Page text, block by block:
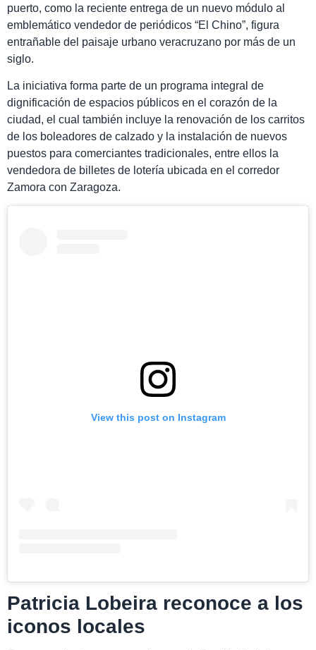
puerto, como la reciente entrega de un nuevo módulo al
emblemático vendedor de periódicos “El Chino”, figura
entrañable del paisaje urbano veracruzano por más de un
siglo.
La iniciativa forma parte de un programa integral de
dignificación de espacios públicos en el corazón de la
ciudad, el cual también incluye la renovación de los carritos
de los boleadores de calzado y la instalación de nuevos
puestos para comerciantes tradicionales, entre ellos la
vendedora de billetes de lotería ubicada en el corredor
Zamora con Zaragoza.
View this post on Instagram
Patricia Lobeira reconoce a los
iconos locales